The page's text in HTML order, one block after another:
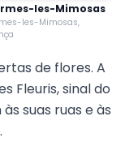
les-Mimosas
les-Mimosas,
de flores. A
Fleuris, sinal do
suas ruas e às